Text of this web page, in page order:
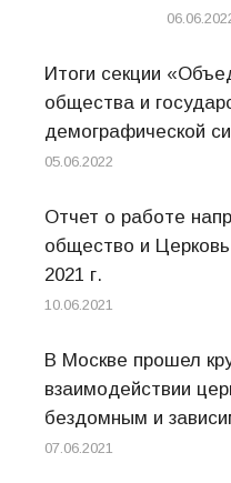
Итоги секции
общества и
демографической
05.06.2022
Отчет о работе
общество и
2021 г.
10.06.2021
В Москве прошел
взаимодействии
бездомным и
07.06.2021